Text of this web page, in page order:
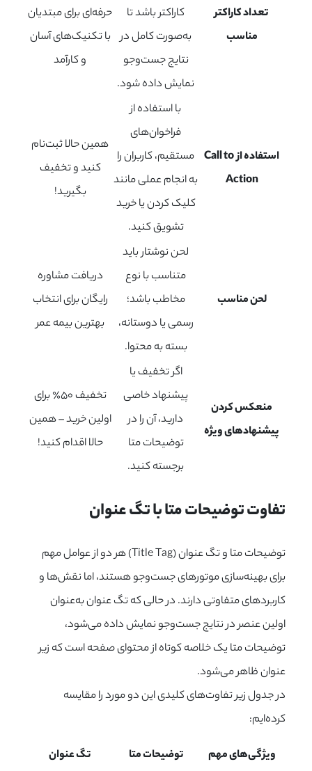
تعداد کاراکتر
مناسب
کاراکتر باشد تا
به‌صورت کامل در
نتایج جست‌وجو
نمایش داده شود.
حرفه‌ای برای مبتدیان
با تکنیک‌های آسان
و کارآمد
استفاده از Call to
Action
با استفاده از
فراخوان‌های
مستقیم، کاربران را
به انجام عملی مانند
کلیک کردن یا خرید
تشویق کنید.
همین حالا ثبت‌نام
کنید و تخفیف
بگیرید!
لحن مناسب
لحن نوشتار باید
متناسب با نوع
مخاطب باشد؛
رسمی یا دوستانه،
بسته به محتوا.
دریافت مشاوره
رایگان برای انتخاب
بهترین بیمه عمر
منعکس کردن
پیشنهادهای ویژه
اگر تخفیف یا
پیشنهاد خاصی
دارید، آن را در
توضیحات متا
برجسته کنید.
تخفیف ۵۰٪ برای
اولین خرید – همین
حالا اقدام کنید!
تفاوت توضیحات متا با تگ عنوان
توضیحات متا و تگ عنوان (Title Tag) هر دو از عوامل مهم
برای بهینه‌سازی موتورهای جست‌وجو هستند، اما نقش‌ها و
کاربردهای متفاوتی دارند. در حالی که تگ عنوان به‌عنوان
اولین عنصر در نتایج جست‌وجو نمایش داده می‌شود،
توضیحات متا یک خلاصه کوتاه از محتوای صفحه است که زیر
عنوان ظاهر می‌شود.
در جدول زیر تفاوت‌های کلیدی این دو مورد را مقایسه
کرده‌ایم:
ویژگی‌های مهم توضیحات متا تگ عنوان